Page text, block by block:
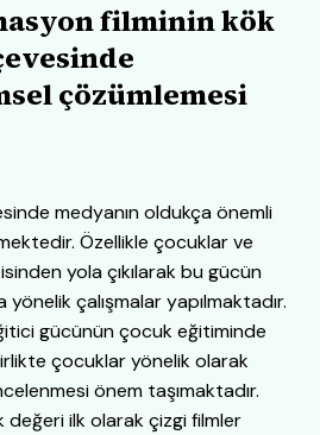
filminin kök
çözümlemesi
medyanın oldukça önemli
Özellikle çocuklar ve
yola çıkılarak bu gücün
yönelik çalışmalar yapılmaktadır.
gücünün çocuk eğitiminde
çocuklar yönelik olarak
önem taşımaktadır.
ilk olarak çizgi filmler